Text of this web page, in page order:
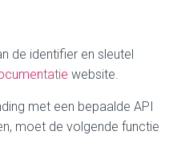
de identifier en sleutel
website.
met een bepaalde API
moet de volgende functie